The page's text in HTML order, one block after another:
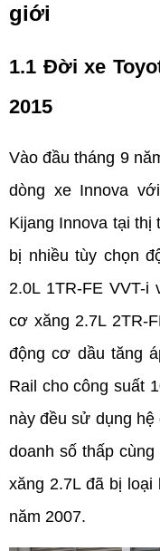
giới
1.1 Đời xe
2015
Vào đầu tháng 9
dòng xe Innova
Kijang Innova tại
bị nhiều tùy chọn
2.0L 1TR-FE VVT-
cơ xăng 2.7L 2TR-
động cơ dầu tăng
Rail cho công suất
này đều sử dụng hệ
doanh số thấp
xăng 2.7L đã bị
năm 2007.